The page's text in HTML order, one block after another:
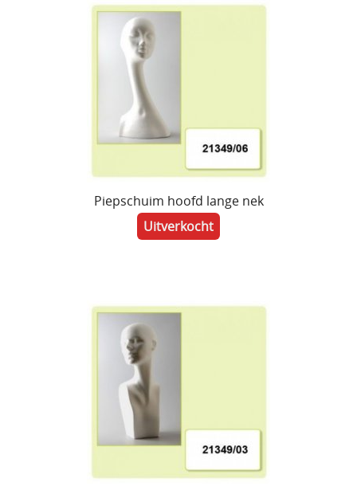
Piepschuim hoofd lange nek
Uitverkocht